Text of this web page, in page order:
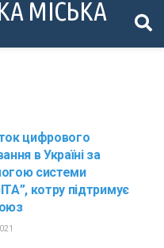
МІСЬКА
цифрового
в Україні за
системи
котру підтримує